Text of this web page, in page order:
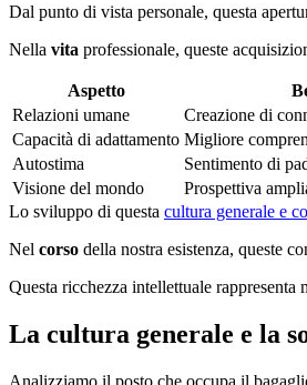
Dal punto di vista personale, questa
Nella vita professionale, queste
Aspetto
Relazioni umane
Creazione di
Capacità di adattamento Migliore
Autostima
Sentimento di
Visione del mondo
Prospettiva
Lo sviluppo di questa cultura generale e
Nel corso della nostra esistenza, queste
Questa ricchezza intellettuale
La cultura generale e la
Analizziamo il posto che occupa il